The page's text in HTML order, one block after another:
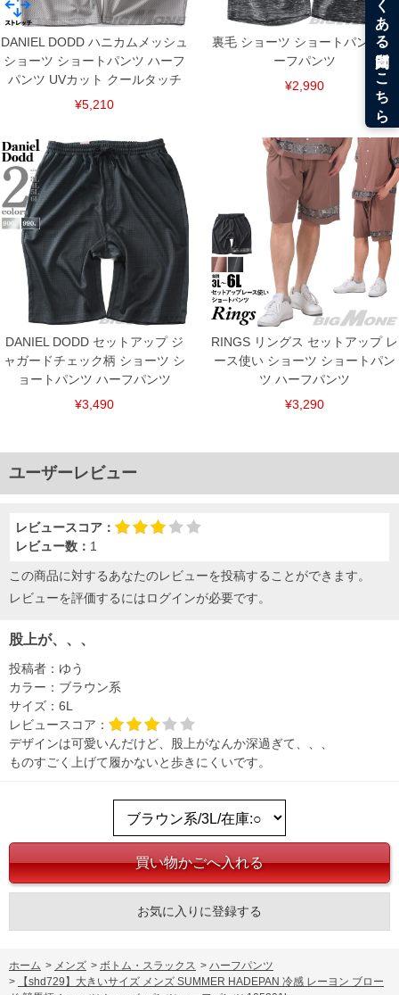
DETAIL
DANIEL DODD ハニカムメッシュ
ショーツ ショートパンツ ハーフ
パンツ UVカット クールタッチ
¥5,210
裏毛 ショーツ ショートパンツ ハ
ーフパンツ
¥2,990
DANIEL DODD セットアップ ジ
ャガードチェック柄 ショーツ シ
ョートパンツ ハーフパンツ
¥3,490
RINGS リングス セットアップ レ
ース使い ショーツ ショートパン
ツ ハーフパンツ
¥3,290
ユーザーレビュー
レビュースコア：
レビュー数： 1
この商品に対するあなたのレビューを投稿することができます。
レビューを評価するにはログインが必要です。
股上が、、、
投稿者： ゆう
カラー： ブラウン系
サイズ： 6L
レビュースコア：
デザインは可愛いんだけど、股上がなんか深過ぎて、、、
ものすごく上げて履かないと歩きにくいです。
お気に入りに登録する
ホーム > メンズ > ボトム・スラックス > ハーフパンツ
>
【shd729】大きいサイズ メンズ SUMMER HADEPAN 冷感 レーヨン ブロー